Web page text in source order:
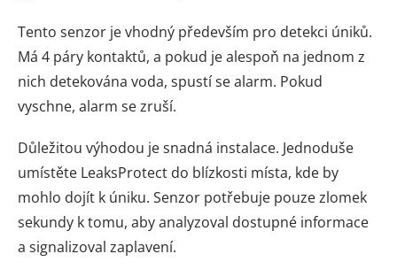
Tento senzor je vhodný především pro detekci úniků.
Má 4 páry kontaktů, a pokud je alespoň na jednom z
nich detekována voda, spustí se alarm. Pokud
vyschne, alarm se zruší.
Důležitou výhodou je snadná instalace. Jednoduše
umístěte LeaksProtect do blízkosti místa, kde by
mohlo dojít k úniku. Senzor potřebuje pouze zlomek
sekundy k tomu, aby analyzoval dostupné informace
a signalizoval zaplavení.